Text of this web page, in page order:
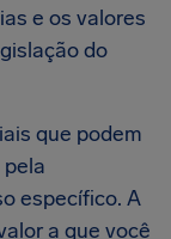
e os valores
do
que podem
específico. A
a que você